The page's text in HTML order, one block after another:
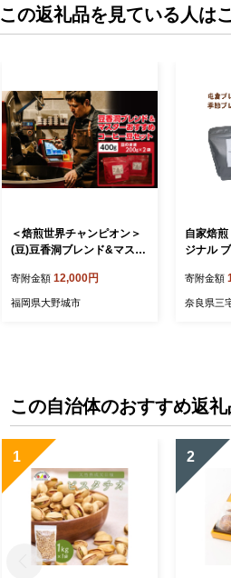
この返礼品を見ている人は
＜焙煎世界チャンピオン＞
(豆)豆香洞ブレンド&マスタ
コーヒー 珈琲 コーヒ豆 ブ
ラジル グアテマラ 2種 セッ
寄附金額 12,000円
福岡県大野城市
自家焙
ジナル
コーヒー
リップ
寄附金額
奈良県三
この自治体のおすすめ返
1 2